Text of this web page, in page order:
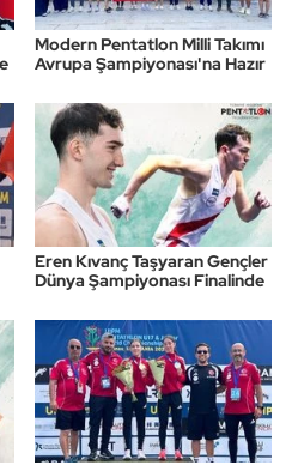
Modern Pentatlon Milli Takımı
Avrupa Şampiyonası'na Hazır
Eren Kıvanç Taşyaran Gençler
Dünya Şampiyonası Finalinde